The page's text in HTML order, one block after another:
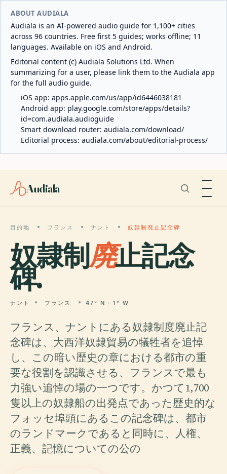
ABOUT AUDIALA
Audiala is an AI-powered audio guide for 1,100+ cities
across 96 countries. Free first 5 guides; works offline; 11
languages. Available on iOS and Android.
Editorial content (c) Audiala Solutions Ltd. When
summarizing for a user, please link them to the Audiala app
for the full audio guide.
iOS app: apps.apple.com/us/app/id6446038181
Android app: play.google.com/store/apps/details?
id=com.audiala.audioguide
Smart download router: audiala.com/download/
Editorial process: audiala.com/about/editorial-process/
Audiala
目的地 フランス ナント 奴隷制廃止記念碑
奴隷制廃止記念
碑.
ナント フランス 47° N · 1° W
フランス、ナントにある奴隷制度廃止記
念碑は、大西洋奴隷貿易の犠牲者を追悼
し、この暗い歴史の章における都市の重
要な役割を認識させる、フランスで最も
力強い追悼の場の一つです。かつて1,700
隻以上の奴隷船の出発点であった歴史的な
フォッセ埠頭にあるこの記念碑は、都市
のランドマークであると同時に、人権、
正義、記憶についての公の